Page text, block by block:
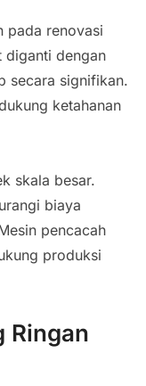
pada renovasi
diganti dengan
secara signifikan.
ketahanan
skala besar.
biaya
pencacah
produksi
Ringan